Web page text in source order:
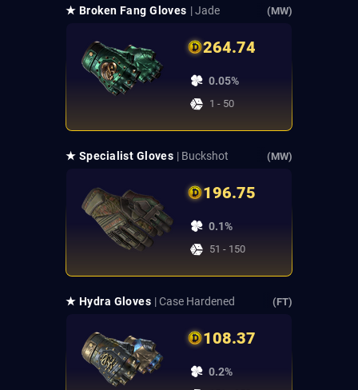
★ Broken Fang Gloves | Jade (MW)
264.74
0.05%
1 - 50
★ Specialist Gloves | Buckshot (MW)
196.75
0.1%
51 - 150
★ Hydra Gloves | Case Hardened (FT)
108.37
0.2%